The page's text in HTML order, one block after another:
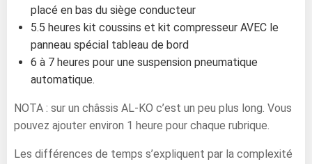
placé en bas du siège conducteur
5.5 heures kit coussins et kit compresseur AVEC le
panneau spécial tableau de bord
6 à 7 heures pour une suspension pneumatique
automatique.
NOTA : sur un châssis AL-KO c’est un peu plus long. Vous
pouvez ajouter environ 1 heure pour chaque rubrique.
Les différences de temps s’expliquent par la complexité